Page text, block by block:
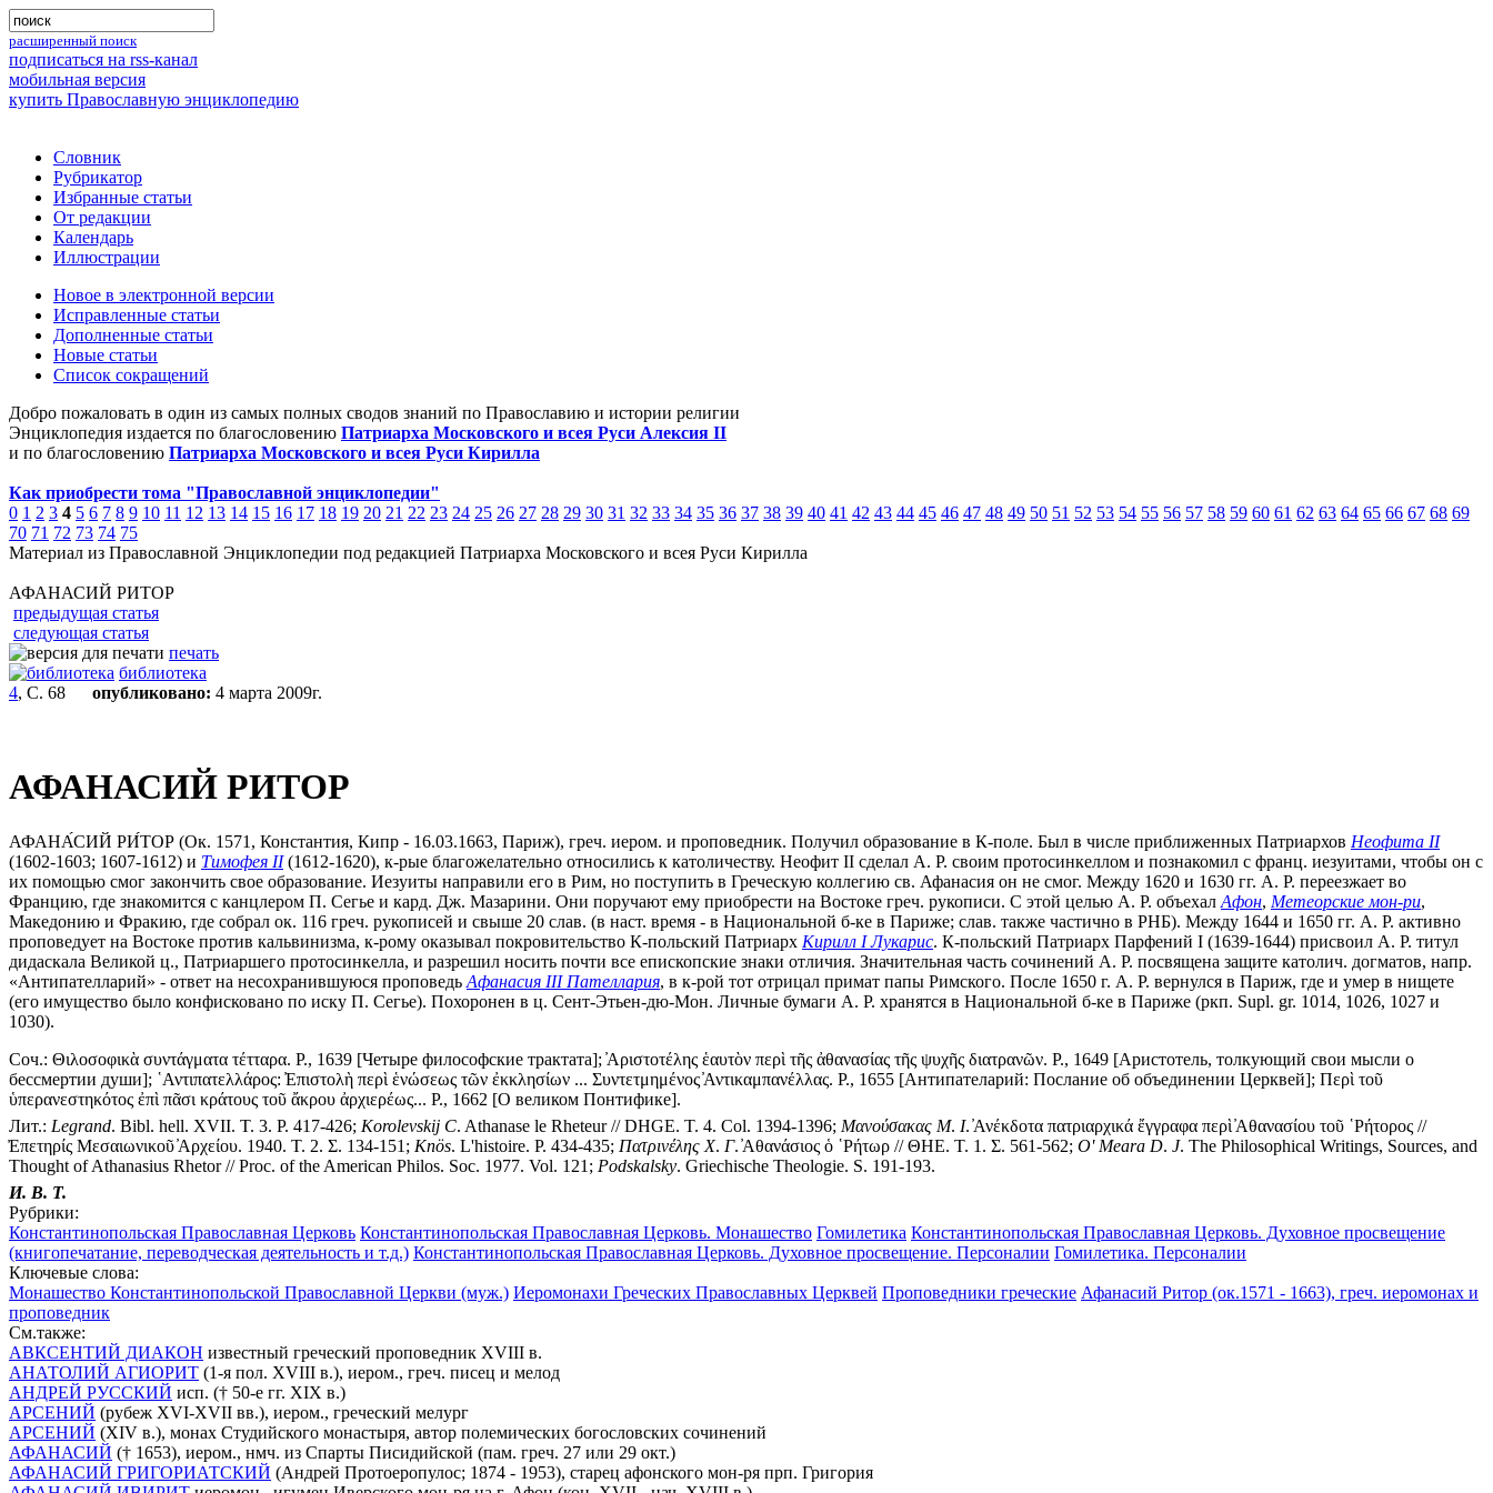
расширенный поиск
подписаться на rss-канал
мобильная версия
купить Православную энциклопедию
Словник
Рубрикатор
Избранные статьи
От редакции
Календарь
Иллюстрации
Новое в электронной версии
Исправленные статьи
Дополненные статьи
Новые статьи
Список сокращений
Добро пожаловать в один из самых полных сводов знаний по Православию и истории религии
Энциклопедия издается по благословению Патриарха Московского и всея Руси Алексия II
и по благословению Патриарха Московского и всея Руси Кирилла
Как приобрести тома "Православной энциклопедии"
0 1 2 3 4 5 6 7 8 9 10 11 12 13 14 15 16 17 18 19 20 21 22 23 24 25 26 27 28 29 30 31 32 33 34 35 36 37 38 39 40 41 42 43 44 45 46 47 48 49 50 51 52 53 54 55 56 57 58 59 60 61 62 63 64 65 66 67 68 69
70 71 72 73 74 75
Материал из Православной Энциклопедии под редакцией Патриарха Московского и всея Руси Кирилла
АФАНАСИЙ РИТОР
предыдущая статья
следующая статья
печать
библиотека
4, С. 68 опубликовано: 4 марта 2009г.
АФАНАСИЙ РИТОР
АФАНА́СИЙ РИ́ТОР (Ок. 1571, Константия, Кипр - 16.03.1663, Париж), греч. иером. и проповедник. Получил образование в К-поле. Был в числе приближенных Патриархов Неофита II
(1602-1603; 1607-1612) и Тимофея II(1612-1620), к-рые благожелательно относились к католичеству. Неофит II сделал А. Р. своим протосинкеллом и познакомил с франц. иезуитами, чтобы он с
их помощью смог закончить свое образование. Иезуиты направили его в Рим, но поступить в Греческую коллегию св. Афанасия он не смог. Между 1620 и 1630 гг. А. Р. переезжает во
Францию, где знакомится с канцлером П. Сегье и кард. Дж. Мазарини. Они поручают ему приобрести на Востоке греч. рукописи. С этой целью А. Р. объехал Афон, Метеорcкие мон-ри,
Македонию и Фракию, где собрал ок. 116 греч. рукописей и свыше 20 слав. (в наст. время - в Национальной б-ке в Париже; слав. также частично в РНБ). Между 1644 и 1650 гг. А. Р. активно
проповедует на Востоке против кальвинизма, к-рому оказывал покровительство К-польский Патриарх Кирилл I Лукарис. К-польский Патриарх Парфений I (1639-1644) присвоил А. Р. титул
дидаскала Великой ц., Патриаршего протосинкелла, и разрешил носить почти все епископские знаки отличия. Значительная часть сочинений А. Р. посвящена защите католич. догматов, напр.
«Антипателларий» - ответ на несохранившуюся проповедь Афанасия III Пателлария, в к-рой тот отрицал примат папы Римского. После 1650 г. А. Р. вернулся в Париж, где и умер в нищете
(его имущество было конфисковано по иску П. Сегье). Похоронен в ц. Сент-Этьен-дю-Мон. Личные бумаги А. Р. хранятся в Национальной б-ке в Париже (ркп. Supl. gr. 1014, 1026, 1027 и
1030).
Соч.: Θιλοσοφικὰ συντάγματα τέτταρα. P., 1639 [Четыре философские трактата]; ̓Αριστοτέλης ἑαυτὸν περὶ τῆς ἀθανασίας τῆς ψυχῆς διατρανῶν. P., 1649 [Аристотель, толкующий свои мысли о
бессмертии души]; ῾Αντιπατελλάρος: ̓Επιστολὴ περὶ ἑνώσεως τῶν ἐκκλησίων ... Συντετμημένος ̓Αντικαμπανέλλας. P., 1655 [Антипателарий: Послание об объединении Церквей]; Περὶ τοῦ
ὑπερανεστηκότος ἐπὶ πᾶσι κράτους τοῦ ἄκρου ἀρχιερέως... P., 1662 [О великом Понтифике].
Лит.: Legrand. Bibl. hell. XVII. T. 3. P. 417-426; Korolevskij C. Athanase le Rheteur // DHGE. T. 4. Col. 1394-1396; Μανούσακας Μ. Ι. ̓Ανέκδοτα πατριαρχικά ἔγγραφα περὶ ̓Αθανασίου τοῦ ῾Ρήτορος //
̓Επετηρίς Μεσαιωνικοῦ ̓Αρχείου. 1940. T. 2. Σ. 134-151; Knös. L'histoire. P. 434-435; Πατρινέλης Χ. Γ. ̓Αθανάσιος ὁ ῾Ρήτωρ // ΘΗΕ. T. 1. Σ. 561-562; O' Meara D. J. The Philosophical Writings, Sources, and
Thought of Athanasius Rhetor // Proc. of the American Philos. Soc. 1977. Vol. 121; Podskalsky. Griechische Theologie. S. 191-193.
И. В. Т.
Рубрики:
Константинопольская Православная Церковь Константинопольская Православная Церковь. Монашество Гомилетика Константинопольская Православная Церковь. Духовное просвещение
(книгопечатание, переводческая деятельность и т.д.) Константинопольская Православная Церковь. Духовное просвещение. Персоналии Гомилетика. Персоналии
Ключевые слова:
Монашество Константинопольской Православной Церкви (муж.) Иеромонахи Греческих Православных Церквей Проповедники греческие Афанасий Ритор (ок.1571 - 1663), греч. иеромонах и
проповедник
См.также:
АВКСЕНТИЙ ДИАКОН известный греческий проповедник XVIII в.
АНАТОЛИЙ АГИОРИТ (1-я пол. XVIII в.), иером., греч. писец и мелод
АНДРЕЙ РУССКИЙ исп. († 50-е гг. XIX в.)
АРСЕНИЙ (рубеж XVI-XVII вв.), иером., греческий мелург
АРСЕНИЙ (XIV в.), монах Студийского монастыря, автор полемических богословских сочинений
АФАНАСИЙ († 1653), иером., нмч. из Спарты Писидийской (пам. греч. 27 или 29 окт.)
АФАНАСИЙ ГРИГОРИАТСКИЙ (Андрей Протоеропулос; 1874 - 1953), старец афонского мон-ря прп. Григория